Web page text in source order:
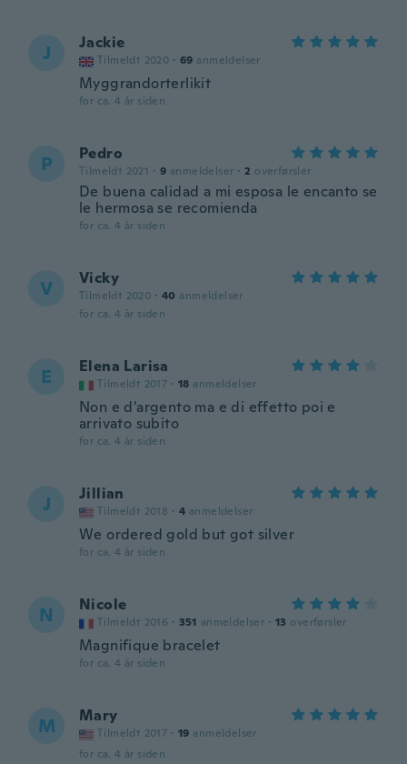
J Jackie
Tilmeldt 2020 · 69 anmeldelser
Myggrandorterlikit
for ca. 4 år siden
P Pedro
Tilmeldt 2021 · 9 anmeldelser · 2 overførsler
De buena calidad a mi esposa le encanto se
le hermosa se recomienda
for ca. 4 år siden
V Vicky
Tilmeldt 2020 · 40 anmeldelser
for ca. 4 år siden
E Elena Larisa
Tilmeldt 2017 · 18 anmeldelser
Non e d'argento ma e di effetto poi e
arrivato subito
for ca. 4 år siden
J Jillian
Tilmeldt 2018 · 4 anmeldelser
We ordered gold but got silver
for ca. 4 år siden
N Nicole
Tilmeldt 2016 · 351 anmeldelser · 13 overførsler
Magnifique bracelet
for ca. 4 år siden
M Mary
Tilmeldt 2017 · 19 anmeldelser
for ca. 4 år siden